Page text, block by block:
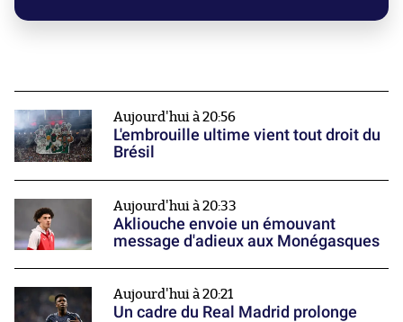
Aujourd'hui à 20:56
L'embrouille ultime vient tout droit du
Brésil
Aujourd'hui à 20:33
Akliouche envoie un émouvant
message d'adieux aux Monégasques
Aujourd'hui à 20:21
Un cadre du Real Madrid prolonge